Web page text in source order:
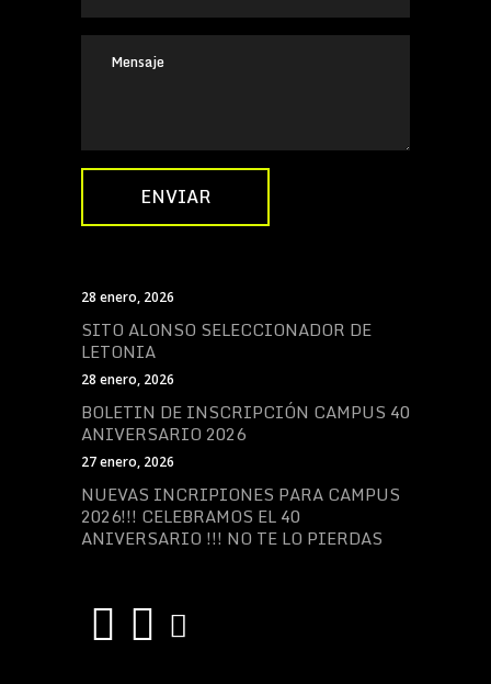
28 enero, 2026
SITO ALONSO SELECCIONADOR DE
LETONIA
28 enero, 2026
BOLETIN DE INSCRIPCIÓN CAMPUS 40
ANIVERSARIO 2026
27 enero, 2026
NUEVAS INCRIPIONES PARA CAMPUS
2026!!! CELEBRAMOS EL 40
ANIVERSARIO !!! NO TE LO PIERDAS